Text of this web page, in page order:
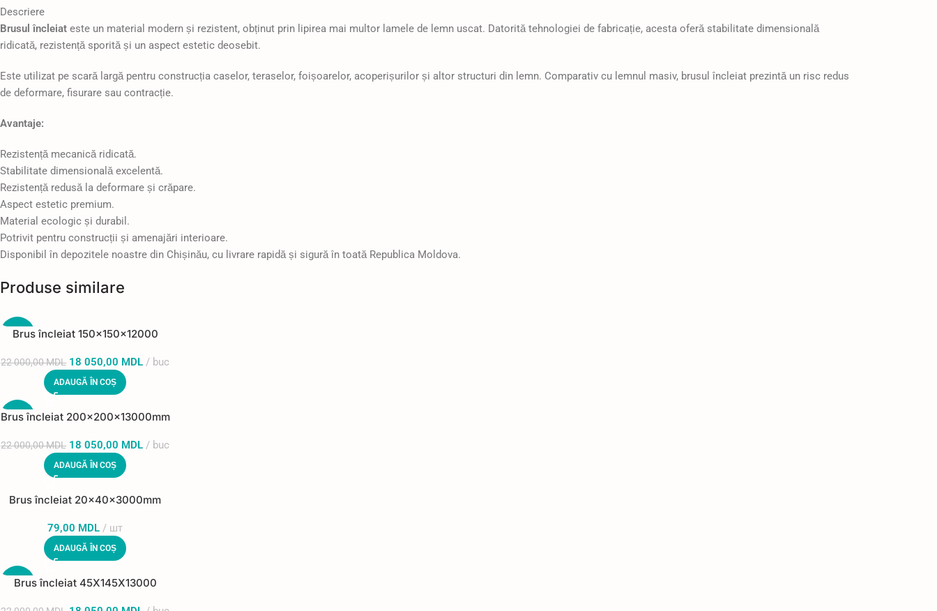
Descriere
Brusul încleiat este un material modern și rezistent, obținut prin lipirea mai multor lamele de lemn uscat. Datorită tehnologiei de fabricație, acesta oferă stabilitate dimensională
ridicată, rezistență sporită și un aspect estetic deosebit.
Este utilizat pe scară largă pentru construcția caselor, teraselor, foișoarelor, acoperișurilor și altor structuri din lemn. Comparativ cu lemnul masiv, brusul încleiat prezintă un risc redus
de deformare, fisurare sau contracție.
Avantaje:
Rezistență mecanică ridicată.
Stabilitate dimensională excelentă.
Rezistență redusă la deformare și crăpare.
Aspect estetic premium.
Material ecologic și durabil.
Potrivit pentru construcții și amenajări interioare.
Disponibil în depozitele noastre din Chișinău, cu livrare rapidă și sigură în toată Republica Moldova.
Produse similare
-18%
Brus încleiat 150x150x12000
22 000,00MDL 18 050,00 MDL buc
ADAUGĂ ÎN COȘ
-18%
Brus încleiat 200x200x13000mm
22 000,00MDL 18 050,00 MDL buc
ADAUGĂ ÎN COȘ
Brus încleiat 20x40x3000mm
79,00 MDL шт
ADAUGĂ ÎN COȘ
-18%
Brus încleiat 45X145X13000